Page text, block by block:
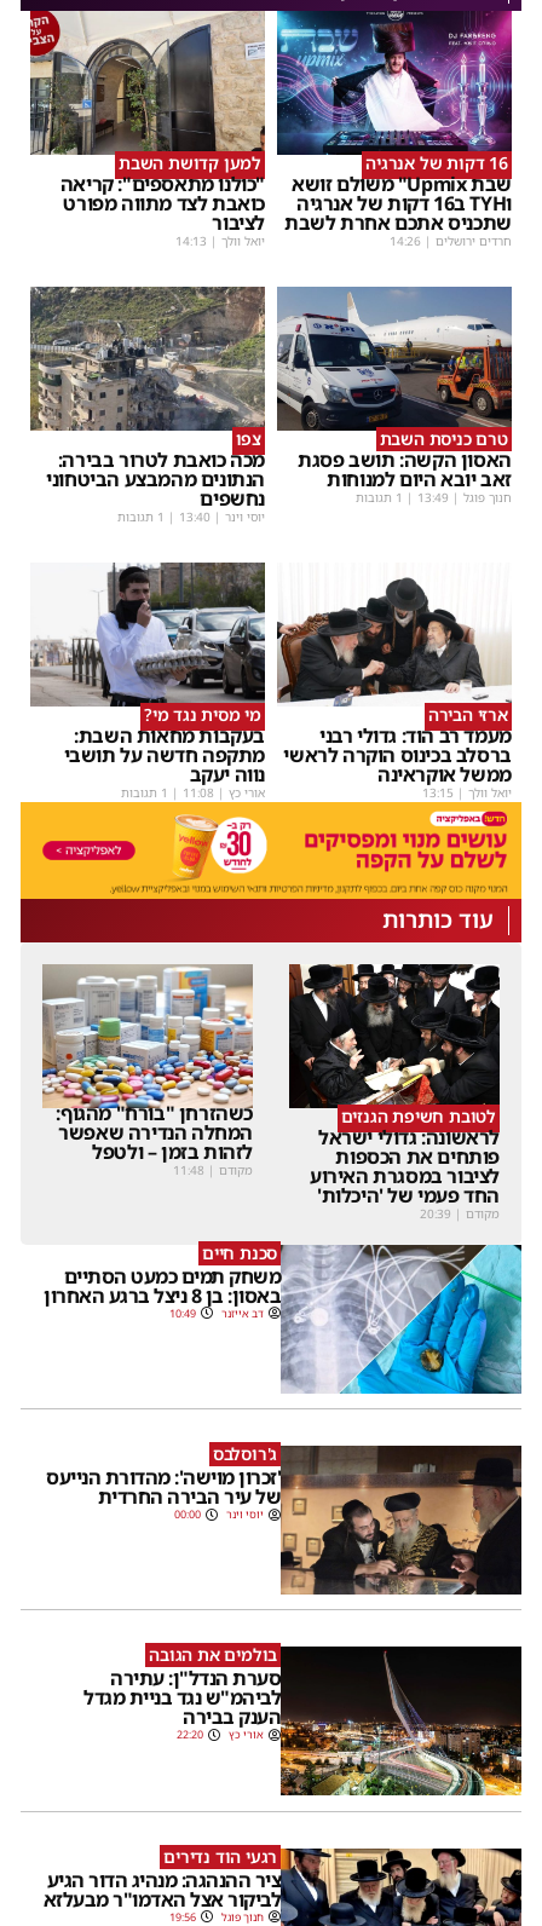
16 דקות של אנרגיה
שבת Upmix" משולם זושא
וTYH ב16 דקות של אנרגיה
שתכניס אתכם אחרת לשבת
חרדים ירושלים |
14:26
למען קדושת השבת
"כולנו מתאספים": קריאה
כואבת לצד מתווה מפורט
לציבור
יואל וולך |
14:13
טרם כניסת השבת
האסון הקשה: תושב פסגת
זאב יובא היום למנוחות
חנוך פוגל |
13:49 | 1 תגובות
צפו
מכה כואבת לטרור בבירה:
הנתונים מהמבצע הביטחוני
נחשפים
יוסי וינר |
13:40 | 1 תגובות
ארזי הבירה
מעמד רב הוד: גדולי רבני
ברסלב בכינוס הוקרה לראשי
ממשל אוקראינה
יואל וולך |
13:15
מי מסית נגד מי?
בעקבות מחאות השבת:
מתקפה חדשה על תושבי
נווה יעקב
אורי כץ |
11:08 | 1 תגובות
עוד כותרות
לטובת חשיפת הגנזים
לראשונה: גדולי ישראל
פותחים את הכספות
לציבור במסגרת האירוע
החד פעמי של 'היכלות'
מקודם |
20:39
כשהזרחן "בורח" מהגוף:
המחלה הנדירה שאפשר
לזהות בזמן – ולטפל
מקודם |
11:48
סכנת חיים
משחק תמים כמעט הסתיים
באסון: בן 8 ניצל ברגע האחרון
דב אייזנר 10:49
ג'רוסלבס
'זכרון מוישה': מהדורת הנייעס
של עיר הבירה החרדית
יוסי וינר 00:00
בולמים את הגובה
סערת הנדל"ן: עתירה
לביהמ"ש נגד בניית מגדל
הענק בבירה
אורי כץ 22:20
רגעי הוד נדירים
ציר ההנהגה: מנהיג הדור הגיע
לביקור אצל האדמו"ר מבעלזא
חנוך פוגל 19:56